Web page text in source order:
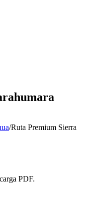
/Ruta Premium Sierra
PDF.